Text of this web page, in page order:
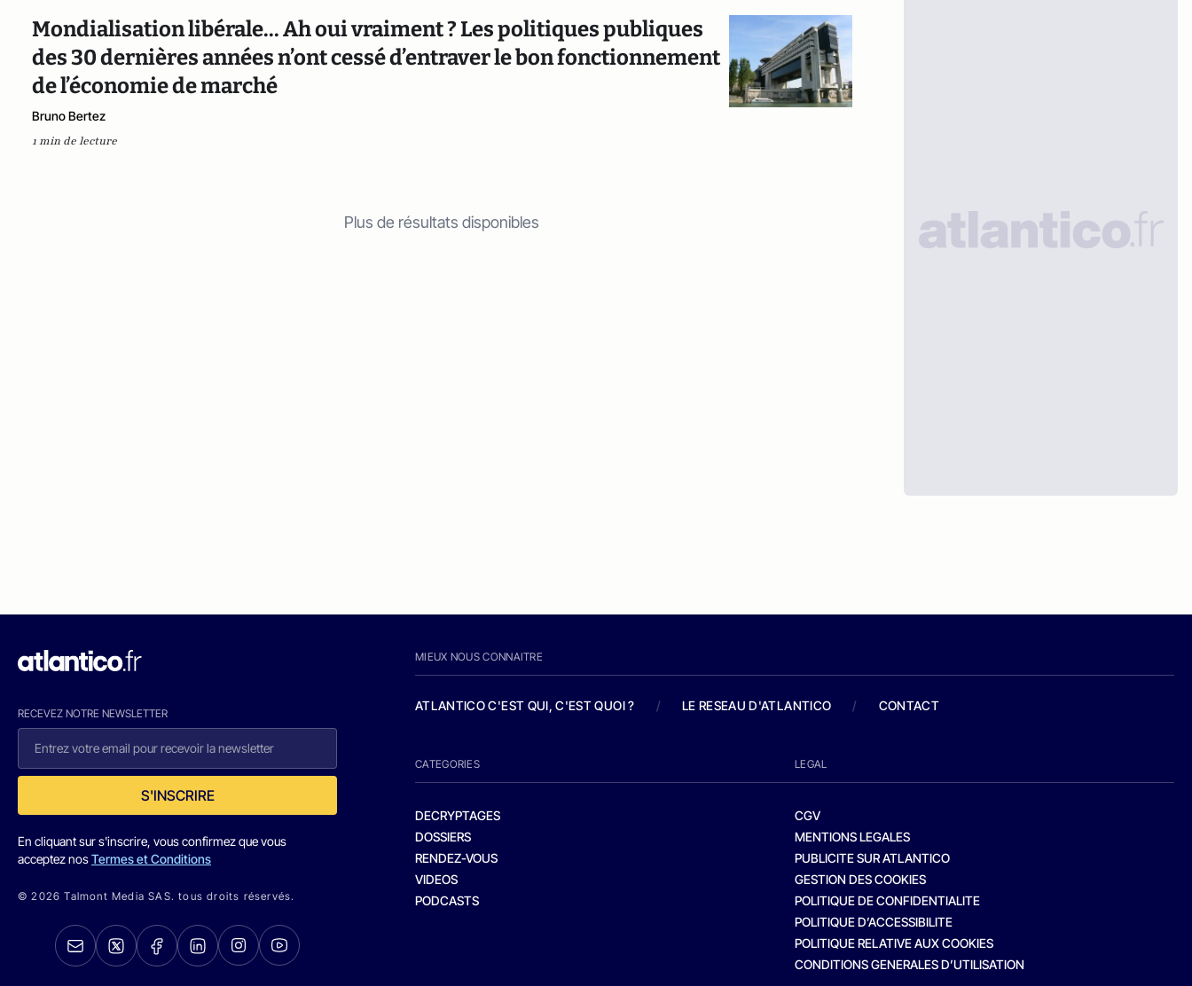
Mondialisation libérale... Ah oui vraiment ? Les politiques publiques
des 30 dernières années n’ont cessé d’entraver le bon fonctionnement
de l’économie de marché
Bruno Bertez
1 min de lecture
Plus de résultats disponibles
RECEVEZ NOTRE NEWSLETTER
S'INSCRIRE
En cliquant sur s'inscrire, vous confirmez que vous
acceptez nosTermes et Conditions
© 2026 Talmont Media SAS. tous droits réservés.
MIEUX NOUS CONNAITRE
ATLANTICO C'EST QUI, C'EST QUOI ? / LE RESEAU D'ATLANTICO / CONTACT
CATEGORIES
DECRYPTAGES
DOSSIERS
RENDEZ-VOUS
VIDEOS
PODCASTS
LEGAL
CGV
MENTIONS LEGALES
PUBLICITE SUR ATLANTICO
GESTION DES COOKIES
POLITIQUE DE CONFIDENTIALITE
POLITIQUE D’ACCESSIBILITE
POLITIQUE RELATIVE AUX COOKIES
CONDITIONS GENERALES D’UTILISATION